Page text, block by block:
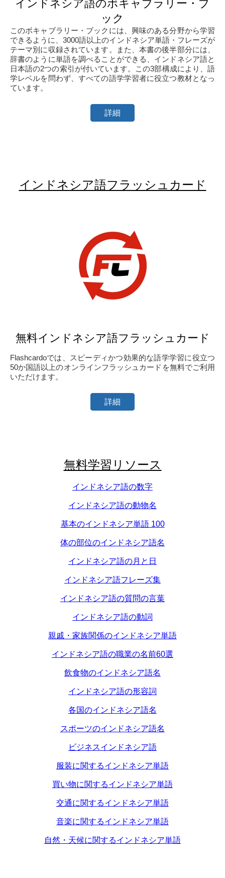
インドネシア語のボキャブラリー・ブ
ック
このボキャブラリー・ブックには、興味のある分野から学習
できるように、3000語以上のインドネシア単語・フレーズが
テーマ別に収録されています。また、本書の後半部分には、
辞書のように単語を調べることができる、インドネシア語と
日本語の2つの索引が付いています。この3部構成により、語
学レベルを問わず、すべての語学学習者に役立つ教材となっ
ています。
詳細
インドネシア語フラッシュカード
無料インドネシア語フラッシュカード
Flashcardoでは、スピーディかつ効果的な語学学習に役立つ
50か国語以上のオンラインフラッシュカードを無料でご利用
いただけます。
詳細
無料学習リソース
インドネシア語の数字
インドネシア語の動物名
基本のインドネシア単語 100
体の部位のインドネシア語名
インドネシア語の月と日
インドネシア語フレーズ集
インドネシア語の質問の言葉
インドネシア語の動詞
親戚・家族関係のインドネシア単語
インドネシア語の職業の名前60選
飲食物のインドネシア語名
インドネシア語の形容詞
各国のインドネシア語名
スポーツのインドネシア語名
ビジネスインドネシア語
服装に関するインドネシア単語
買い物に関するインドネシア単語
交通に関するインドネシア単語
音楽に関するインドネシア単語
自然・天候に関するインドネシア単語